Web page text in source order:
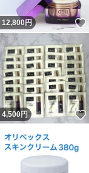
いいね！
12,800円
いいね！
4,500円